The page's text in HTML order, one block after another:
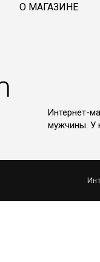
О МАГАЗИНЕ
Интернет-
мужчины. У